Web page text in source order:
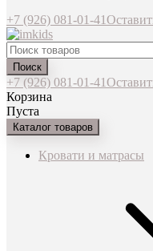
+7 (926) 081-01-41
Поиск
+7 (926) 081-01-41
Корзина
Пуста
Каталог товаров
Кровати и матрасы